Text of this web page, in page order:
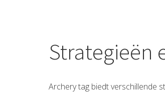
Strategieën
Archery tag biedt verschillende